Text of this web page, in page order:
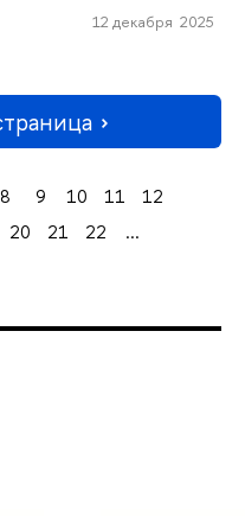
12 декабря 2025
8 9 10 11
12
20 21 22
...